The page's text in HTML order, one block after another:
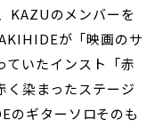
KAZUのメンバーを
が「映画のサ
ていたインスト「赤
く染まったステージ
のギターソロそのも